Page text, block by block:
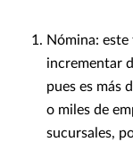
Nómina:
incrementar
pues es más
o miles de
sucursales,